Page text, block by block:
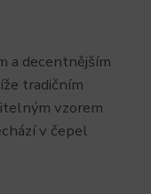
a decentnějším
tradičním
vzorem
v čepel